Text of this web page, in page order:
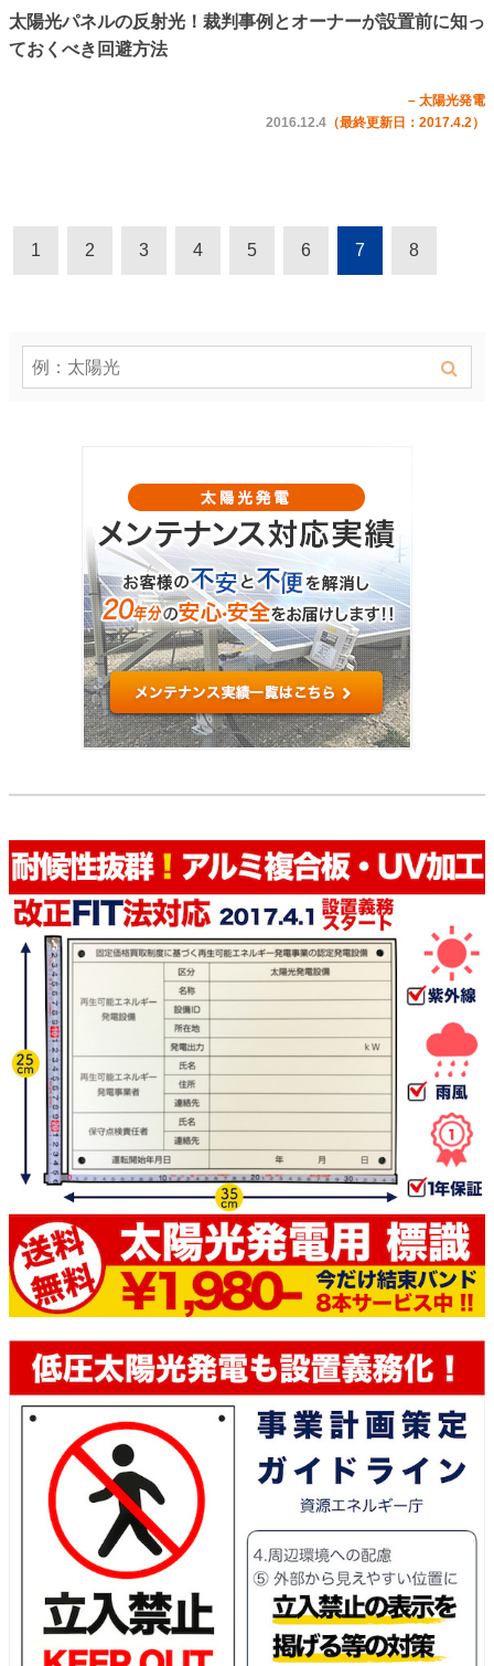
太陽光パネルの反射光！裁判事例とオーナーが設置前に知っ
ておくべき回避方法
– 太陽光発電
2016.12.4 （最終更新日：2017.4.2）
1 2 3 4 5 6 7 8